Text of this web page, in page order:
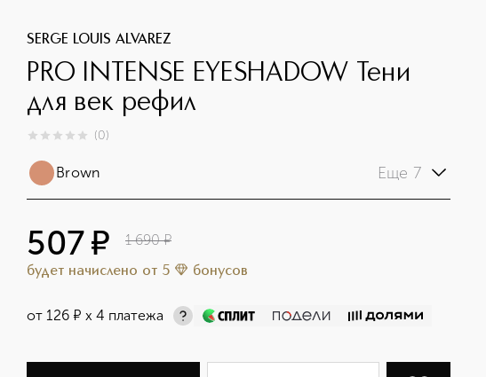
SERGE LOUIS ALVAREZ
PRO INTENSE EYESHADOW Тени
для век рефил
0из 0 (0)
Brown Еще 7
507¤ 1 690 ¤
будет начислено от 5 бонусов
от 126 ¤ х 4 платежа